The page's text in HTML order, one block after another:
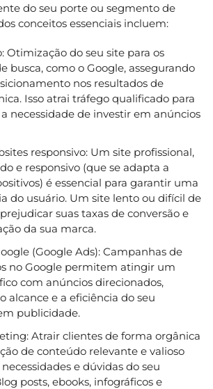
do seu porte ou segmento de
conceitos essenciais incluem:
Otimização do seu site para os
busca, como o Google, assegurando
nos resultados de
Isso atrai tráfego qualificado para
necessidade de investir em anúncios
responsivo: Um site profissional,
e responsivo (que se adapta a
é essencial para garantir uma
do usuário. Um site lento ou difícil de
suas taxas de conversão e
da sua marca.
(Google Ads): Campanhas de
no Google permitem atingir um
com anúncios direcionados,
alcance e a eficiência do seu
publicidade.
Atrair clientes de forma orgânica
de conteúdo relevante e valioso
e dúvidas do seu
posts, ebooks, infográficos e